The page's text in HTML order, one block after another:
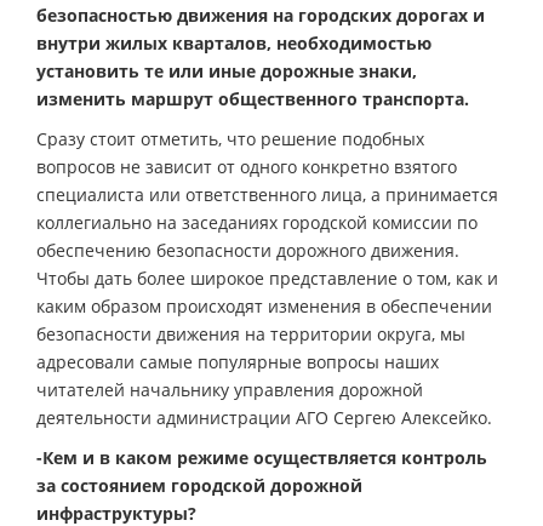
безопасностью движения на городских дорогах и
внутри жилых кварталов, необходимостью
установить те или иные дорожные знаки,
изменить маршрут общественного транспорта.
Сразу стоит отметить, что решение подобных
вопросов не зависит от одного конкретно взятого
специалиста или ответственного лица, а принимается
коллегиально на заседаниях городской комиссии по
обеспечению безопасности дорожного движения.
Чтобы дать более широкое представление о том, как и
каким образом происходят изменения в обеспечении
безопасности движения на территории округа, мы
адресовали самые популярные вопросы наших
читателей начальнику управления дорожной
деятельности администрации АГО Сергею Алексейко.
-Кем и в каком режиме осуществляется контроль
за состоянием городской дорожной
инфраструктуры?